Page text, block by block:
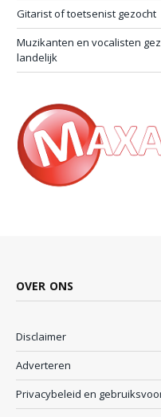
Gitarist of toetsenist gezocht
Muzikanten en vocalisten
landelijk
OVER ONS
Disclaimer
Adverteren
Privacybeleid en